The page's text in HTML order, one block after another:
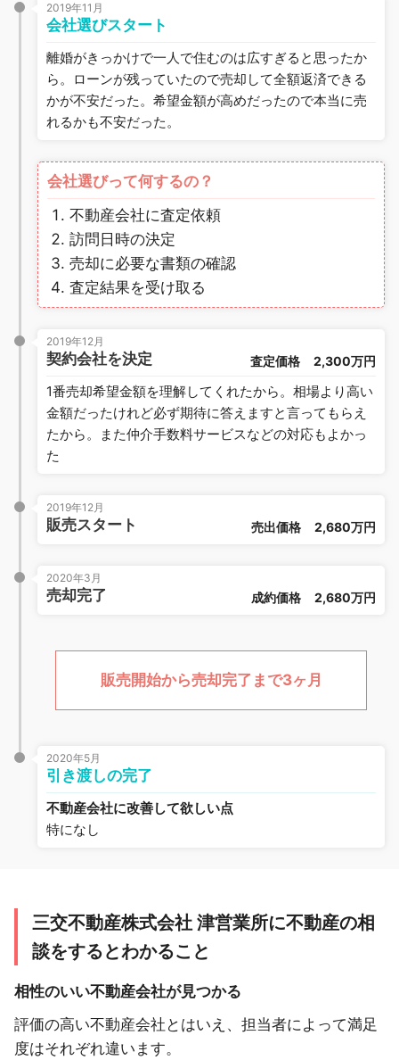
2019年11月
会社選びスタート
離婚がきっかけで一人で住むのは広すぎると思ったか
ら。ローンが残っていたので売却して全額返済できる
かが不安だった。希望金額が高めだったので本当に売
れるかも不安だった。
会社選びって何するの？
不動産会社に査定依頼
訪問日時の決定
売却に必要な書類の確認
査定結果を受け取る
2019年12月
契約会社を決定 査定価格 2,300万円
1番売却希望金額を理解してくれたから。相場より高い
金額だったけれど必ず期待に答えますと言ってもらえ
たから。また仲介手数料サービスなどの対応もよかっ
た
2019年12月
販売スタート 売出価格 2,680万円
2020年3月
売却完了 成約価格 2,680万円
販売開始から売却完了まで3ヶ月
2020年5月
引き渡しの完了
不動産会社に改善して欲しい点
特になし
三交不動産株式会社 津営業所に不動産の相
談をするとわかること
相性のいい不動産会社が見つかる
評価の高い不動産会社とはいえ、担当者によって満足
度はそれぞれ違います。